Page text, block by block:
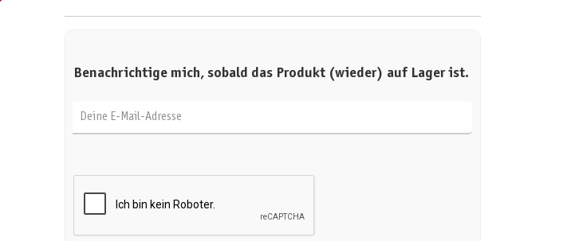
Benachrichtige mich, sobald das Produkt (wieder) auf Lager ist.